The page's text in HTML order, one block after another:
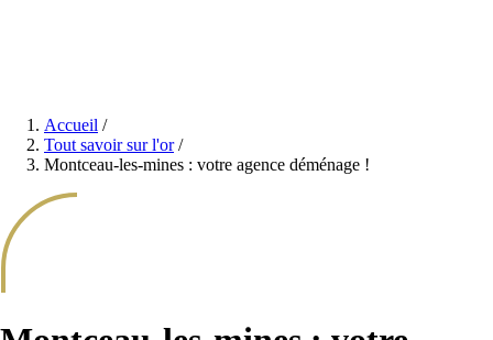
Accueil /
Tout savoir sur l'or /
Montceau-les-mines : votre agence déménage !